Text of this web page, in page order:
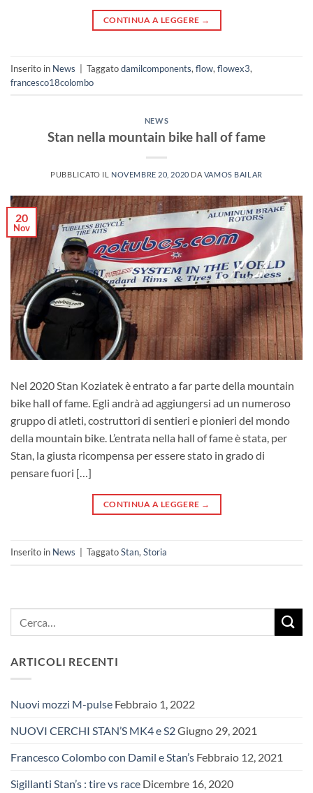
CONTINUA A LEGGERE →
Inserito in News | Taggatodamilcomponents, flow, flowex3,
francesco18colombo
NEWS
Stan nella mountain bike hall of fame
PUBBLICATO IL NOVEMBRE 20, 2020 DA VAMOS BAILAR
20
Nov
Nel 2020 Stan Koziatek è entrato a far parte della mountain
bike hall of fame. Egli andrà ad aggiungersi ad un numeroso
gruppo di atleti, costruttori di sentieri e pionieri del mondo
della mountain bike. L’entrata nella hall of fame è stata, per
Stan, la giusta ricompensa per essere stato in grado di
pensare fuori […]
CONTINUA A LEGGERE →
Inserito in News TaggatoStan,Storia
ARTICOLI RECENTI
Nuovi mozzi M-pulse Febbraio 1, 2022
NUOVI CERCHI STAN’S MK4 e S2Giugno 29, 2021
Francesco Colombo con Damil e Stan’s Febbraio 12, 2021
Sigillanti Stan’s : tire vs race Dicembre 16, 2020